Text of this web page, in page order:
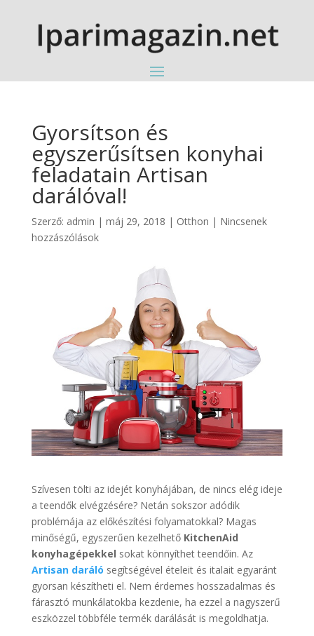
Gyorsítson és
egyszerűsítsen konyhai
feladatain Artisan
darálóval!
Szerző: admin | máj 29, 2018 | Otthon | Nincsenek
hozzászólások
Szívesen tölti az idejét konyhájában, de nincs elég ideje
a teendők elvégzésére? Netán sokszor adódik
problémája az előkészítési folyamatokkal? Magas
minőségű, egyszerűen kezelhető KitchenAid
konyhagépekkel sokat könnyíthet teendőin. Az
Artisan daráló segítségével ételeit és italait egyaránt
gyorsan készítheti el. Nem érdemes hosszadalmas és
fárasztó munkálatokba kezdenie, ha ezzel a nagyszerű
eszközzel többféle termék darálását is megoldhatja.